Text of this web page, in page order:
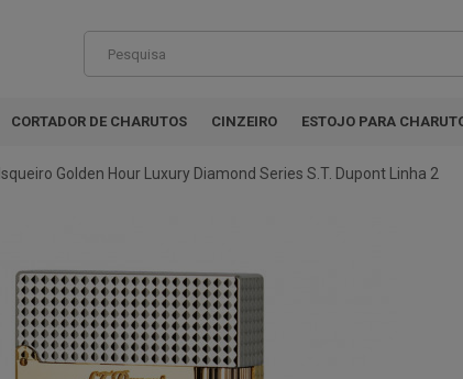
CORTADOR DE CHARUTOS CINZEIRO ESTOJO PARA
Isqueiro Golden Hour Luxury Diamond Series S.T. Dupont Linha 2